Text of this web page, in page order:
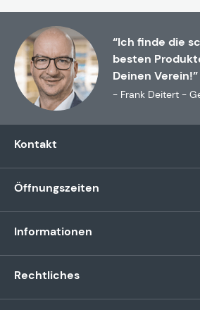
“Ich finde die
besten
Deinen Verein!”
- Frank Deitert -
Kontakt
Öffnungszeiten
Informationen
Rechtliches